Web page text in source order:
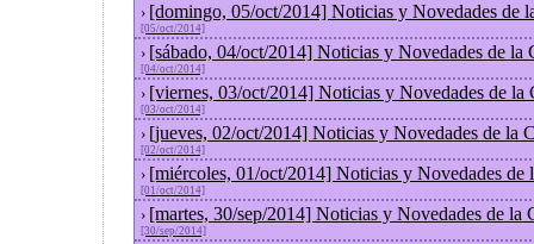
› [domingo, 05/oct/2014] Noticias y Novedades de
[05/oct/2014]
› [sábado, 04/oct/2014] Noticias y Novedades de la
[04/oct/2014]
› [viernes, 03/oct/2014] Noticias y Novedades de la
[03/oct/2014]
› [jueves, 02/oct/2014] Noticias y Novedades de la
[02/oct/2014]
› [miércoles, 01/oct/2014] Noticias y Novedades de
[01/oct/2014]
› [martes, 30/sep/2014] Noticias y Novedades de la
[30/sep/2014]